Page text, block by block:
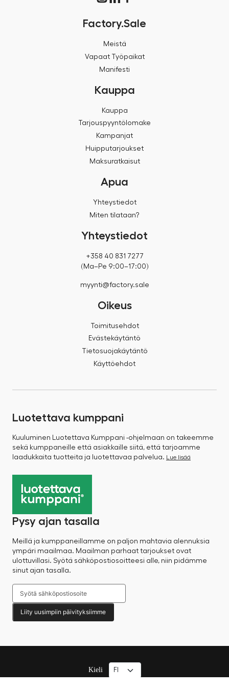
Factory.Sale
Meistä
Vapaat Työpaikat
Manifesti
Kauppa
Kauppa
Tarjouspyyntölomake
Kampanjat
Huipputarjoukset
Maksuratkaisut
Apua
Yhteystiedot
Miten tilataan?
Yhteystiedot
+358 40 831 7277
(Ma–Pe 9:00–17:00)
myynti@factory.sale
Oikeus
Toimitusehdot
Evästekäytäntö
Tietosuojakäytäntö
Käyttöehdot
Luotettava kumppani
Kuuluminen Luotettava Kumppani -ohjelmaan on takeemme
sekä kumppaneille että asiakkaille siitä, että tarjoamme
laadukkaita tuotteita ja luotettavaa palvelua. Lue lisää
Pysy ajan tasalla
Meillä ja kumppaneillamme on paljon mahtavia alennuksia
ympäri maailmaa. Maailman parhaat tarjoukset ovat
ulottuvillasi. Syötä sähköpostiosoitteesi alle, niin pidämme
sinut ajan tasalla.
Liity uusimpiin päivityksiimme
Kieli